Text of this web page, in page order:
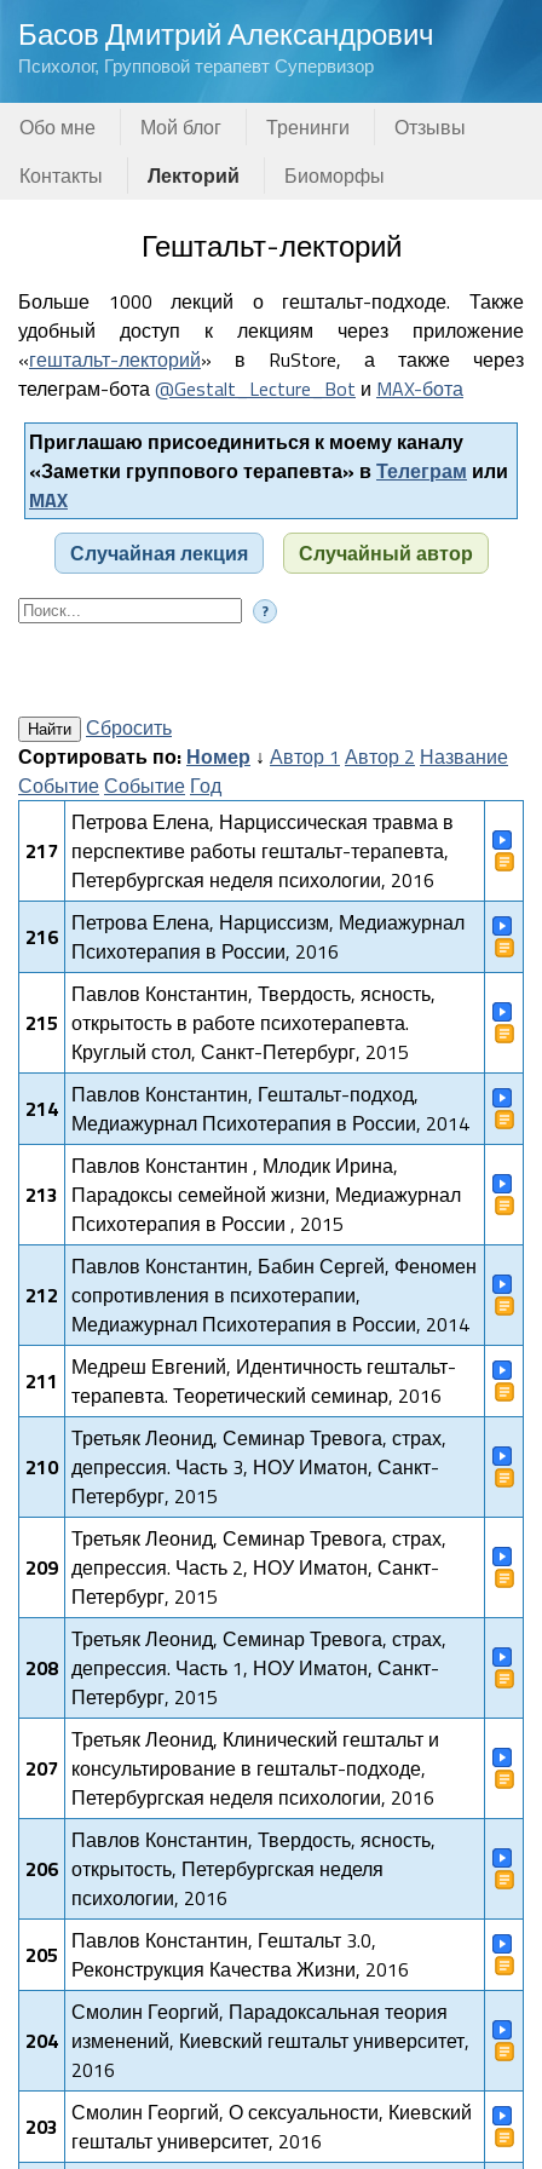
Басов Дмитрий Александрович
Психолог, Групповой терапевт Супервизор
Обо мне Мой блог Тренинги
Отзывы
Контакты
Лекторий Биоморфы
Гештальт-лекторий
Больше 1000 лекций о гештальт-подходе. Также
удобный доступ к лекциям через приложение
«гештальт-лекторий» в RuStore, а также через
телеграм-бота@Gestalt_Lecture_Bot и MAX-бота
Приглашаю присоединиться к моему каналу
«Заметки группового терапевта» вТелеграм или
MAX
Случайная лекция
Случайный автор
?
Сбросить
Сортировать по: Номер ↓ Автор 1 Автор 2 Название
СобытиеСобытие Год
217
Петрова Елена, Нарциссическая травма в
перспективе работы гештальт-терапевта,
Петербургская неделя психологии, 2016
216 Петрова Елена, Нарциссизм, Медиажурнал
Психотерапия в России, 2016
215
Павлов Константин, Твердость, ясность,
открытость в работе психотерапевта.
Круглый стол, Санкт-Петербург, 2015
214 Павлов Константин, Гештальт-подход,
Медиажурнал Психотерапия в России, 2014
213
Павлов Константин , Млодик Ирина,
Парадоксы семейной жизни, Медиажурнал
Психотерапия в России , 2015
212
Павлов Константин, Бабин Сергей, Феномен
сопротивления в психотерапии,
Медиажурнал Психотерапия в России, 2014
211 Медреш Евгений, Идентичность гештальт-
терапевта. Теоретический семинар, 2016
210
Третьяк Леонид, Семинар Тревога, страх,
депрессия. Часть 3, НОУ Иматон, Санкт-
Петербург, 2015
209
Третьяк Леонид, Семинар Тревога, страх,
депрессия. Часть 2, НОУ Иматон, Санкт-
Петербург, 2015
208
Третьяк Леонид, Семинар Тревога, страх,
депрессия. Часть 1, НОУ Иматон, Санкт-
Петербург, 2015
207
Третьяк Леонид, Клинический гештальт и
консультирование в гештальт-подходе,
Петербургская неделя психологии, 2016
206
Павлов Константин, Твердость, ясность,
открытость, Петербургская неделя
психологии, 2016
205 Павлов Константин, Гештальт 3.0,
Реконструкция Качества Жизни, 2016
204
Смолин Георгий, Парадоксальная теория
изменений, Киевский гештальт университет,
2016
203 Смолин Георгий, О сексуальности, Киевский
гештальт университет, 2016